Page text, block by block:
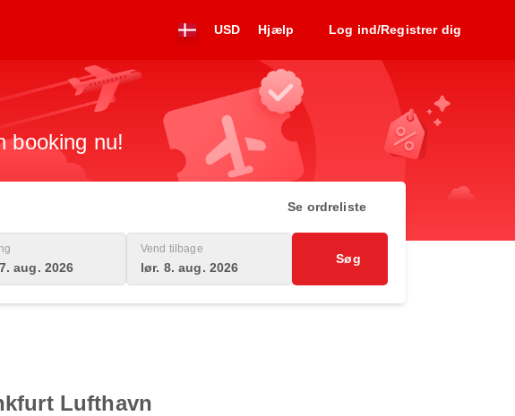
USD Hjælp Log ind/Registrer dig
booking nu!
Se ordreliste
aug. 2026
Vend tilbage
lør. 8. aug. 2026
Søg
Lufthavn